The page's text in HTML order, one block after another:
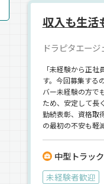
収入も生活
ドラピタエー
「未経験から正
す。今回募集する
バー未経験の方で
ため、安定して長
勤続表彰、資格取
の最初の不安も軽
中型トラッ
未経験者歓迎